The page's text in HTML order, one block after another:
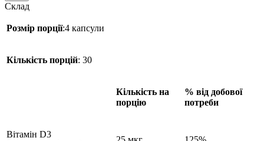
Склад
Розмір порції:4 капсули
Кількість порцій: 30
Кількість на
порцію
% від добової
потреби
Вітамін D3